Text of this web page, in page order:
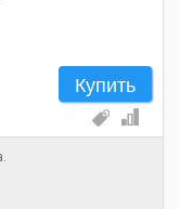
Купить